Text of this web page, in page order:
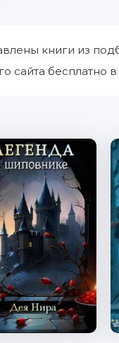
книги из
сайта бесплатно